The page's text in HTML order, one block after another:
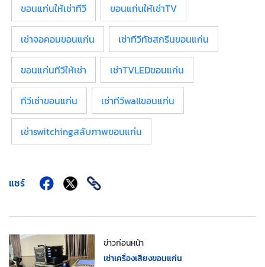
ขอนแก่นให้เช่าทีวี ขอนแก่นให้เช่าTV
เช่าจอคอมขอนแก่น เช่าทีวีทัชสกรีนขอนแก่น
ขอนแก่นทีวีให้เช่า เช่าTVLEDขอนแก่น
ทีวีเช่าขอนแก่น เช่าทีวีwallขอนแก่น
เช่าswitchingสลับภาพขอนแก่น
แชร์
ข่าวก่อนหน้า
เช่าเครื่องเสียงขอนแก่น